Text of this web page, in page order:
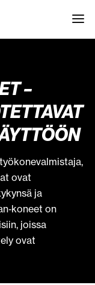
–
ovat
ja
on
joissa
ovat